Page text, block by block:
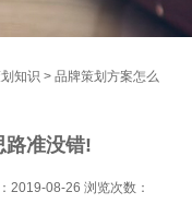
知识 > 品牌策划方案怎么
路准没错!
2019-08-26 浏览次数：